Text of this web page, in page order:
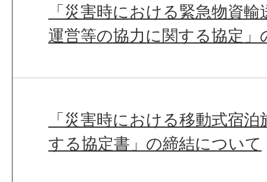
「災害時における緊急物資
運営等の協力に関する協定
「災害時における移動式宿
する協定書」の締結について